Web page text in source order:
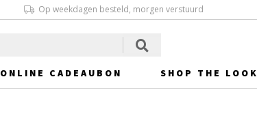
Op weekdagen besteld, morgen verstuurd
ONLINE CADEAUBON SHOP THE LOOK